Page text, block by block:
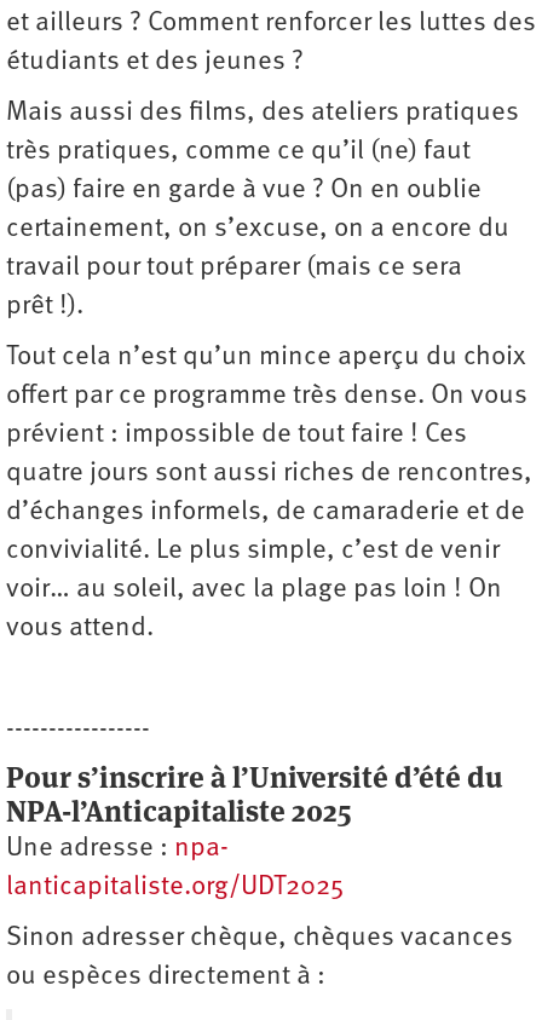
et ailleurs ? Comment renforcer les luttes des
étudiants et des jeunes ?
Mais aussi des films, des ateliers pratiques
très pratiques, comme ce qu’il (ne) faut
(pas) faire en garde à vue ? On en oublie
certainement, on s’excuse, on a encore du
travail pour tout préparer (mais ce sera
prêt !).
Tout cela n’est qu’un mince aperçu du choix
offert par ce programme très dense. On vous
prévient : impossible de tout faire ! Ces
quatre jours sont aussi riches de rencontres,
d’échanges informels, de camaraderie et de
convivialité. Le plus simple, c’est de venir
voir… au soleil, avec la plage pas loin ! On
vous attend.
-----------------
Pour s’inscrire à l’Université d’été du
NPA-l’Anticapitaliste 2025
Une adresse : npa-
lanticapitaliste.org/UDT2025
Sinon adresser chèque, chèques vacances
ou espèces directement à :